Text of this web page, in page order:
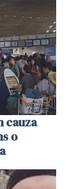
cauza
o